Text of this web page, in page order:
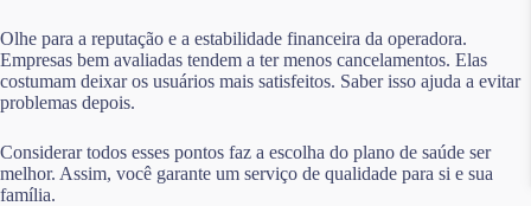
Olhe para a reputação e a estabilidade financeira da operadora.
Empresas bem avaliadas tendem a ter menos cancelamentos. Elas
costumam deixar os usuários mais satisfeitos. Saber isso ajuda a evitar
problemas depois.
Considerar todos esses pontos faz a escolha do plano de saúde ser
melhor. Assim, você garante um serviço de qualidade para si e sua
família.